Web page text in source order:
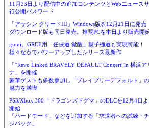
11月23日より配信中の追加コンテンツとWebニュース
行公開パスワード
「アサシン クリードIII」Windows版を12月21日に発売
ダウンロード版も同日発売。推奨PCを本日より販売開
gumi、GREE用「任侠道 覚醒」親子極道も実現可能！
様々な点でパワーアップしたシリーズ最新作
「“Revo Linked BRAVELY DEFAULT Concert”in 横浜ア
ナ」を開催
豪華ゲストも多数参加し「ブレイブリーデフォルト」
魅力を満喫
PS3/Xbox 360「ドラゴンズドグマ」のDLCを12月4日
開始
「ハードモード」などを追加する「求道者への試練・
ジパック」